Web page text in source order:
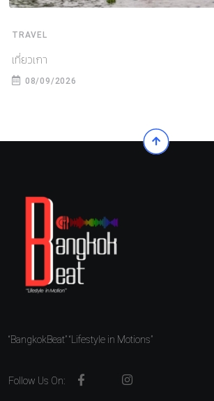
TRAVEL
เที่ยวเกา
08/09/2026
“BangkokBeat” “Lifestyle in Motions”
Follow Us On: